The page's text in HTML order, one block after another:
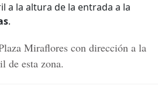
a la altura de la entrada a la
.
Miraflores con dirección a la
de esta zona.